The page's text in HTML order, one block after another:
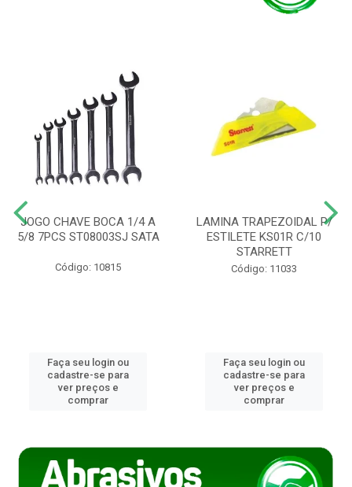
JOGO CHAVE BOCA 1/4 A
5/8 7PCS ST08003SJ SATA
Código: 10815
Faça seu login ou
cadastre-se para
ver preços e
comprar
LAMINA TRAPEZOIDAL P/
ESTILETE KS01R C/10
STARRETT
Código: 11033
Faça seu login ou
cadastre-se para
ver preços e
comprar